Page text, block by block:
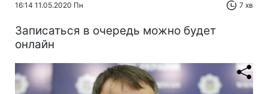
16:14 11.05.2020 Пн 7 хв
Записаться в очередь можно будет
онлайн